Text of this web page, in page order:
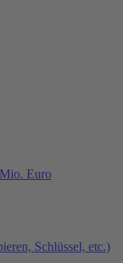
Euro
Schlüssel, etc.)